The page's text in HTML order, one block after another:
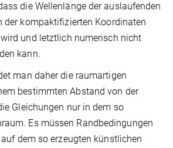
die Wellenlänge der auslaufenden
der kompaktifizierten Koordinaten
und letztlich numerisch nicht
kann.
man daher die raumartigen
bestimmten Abstand von der
Gleichungen nur in dem so
Es müssen Randbedingungen
dem so erzeugten künstlichen